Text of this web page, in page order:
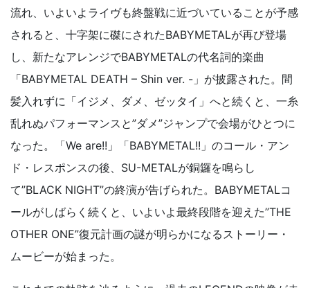
流れ、いよいよライヴも終盤戦に近づいていることが予感
されると、十字架に磔にされたBABYMETALが再び登場
し、新たなアレンジでBABYMETALの代名詞的楽曲
「BABYMETAL DEATH – Shin ver. -」が披露された。間
髪入れずに「イジメ、ダメ、ゼッタイ」へと続くと、一糸
乱れぬパフォーマンスと”ダメ”ジャンプで会場がひとつに
なった。「We are!!」「BABYMETAL!!」のコール・アン
ド・レスポンスの後、SU-METALが銅鑼を鳴らし
て”BLACK NIGHT”の終演が告げられた。BABYMETALコ
ールがしばらく続くと、いよいよ最終段階を迎えた”THE
OTHER ONE”復元計画の謎が明らかになるストーリー・
ムービーが始まった。